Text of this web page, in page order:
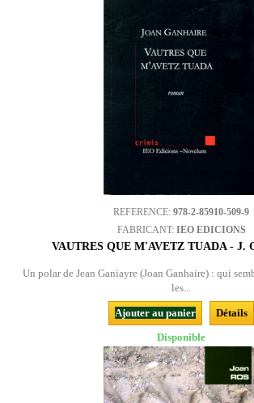
REFERENCE: 978-2-85910-509-9
FABRICANT: IEO EDICIONS
VAUTRES QUE M'AVETZ TUADA - J.
Un polar de Jean Ganiayre (Joan Ganhaire) : qui
les...
Ajouter au panier
Détails
Disponible